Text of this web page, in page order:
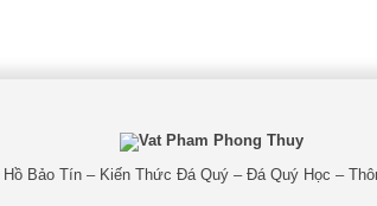
Hồ Bảo Tín – Kiến Thức Đá Quý – Đá Quý Học –